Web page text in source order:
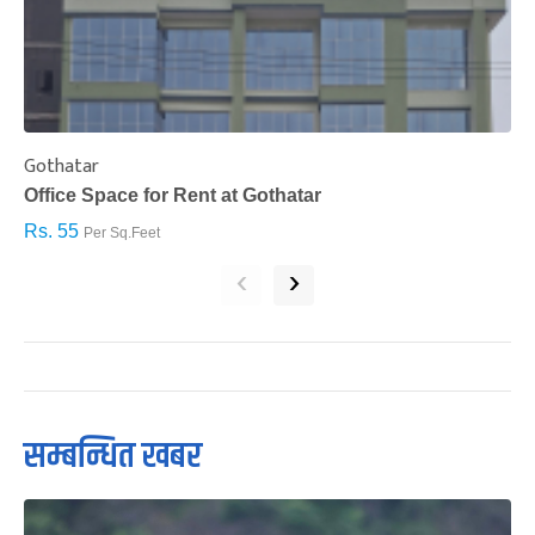
Gothatar
Office Space for Rent at Gothatar
Rs. 55 Per Sq.Feet
‹ ›
सम्बन्धित खबर